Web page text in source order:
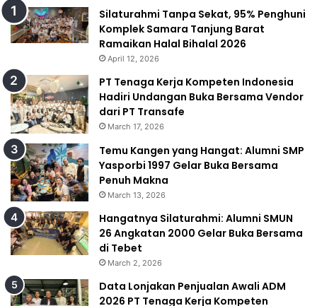
Silaturahmi Tanpa Sekat, 95% Penghuni
Komplek Samara Tanjung Barat
Ramaikan Halal Bihalal 2026
April 12, 2026
PT Tenaga Kerja Kompeten Indonesia
Hadiri Undangan Buka Bersama Vendor
dari PT Transafe
March 17, 2026
Temu Kangen yang Hangat: Alumni SMP
Yasporbi 1997 Gelar Buka Bersama
Penuh Makna
March 13, 2026
Hangatnya Silaturahmi: Alumni SMUN
26 Angkatan 2000 Gelar Buka Bersama
di Tebet
March 2, 2026
Data Lonjakan Penjualan Awali ADM
2026 PT Tenaga Kerja Kompeten